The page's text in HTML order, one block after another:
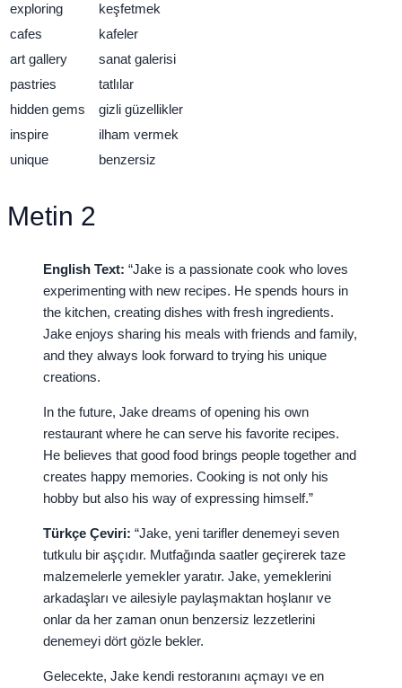
exploring
keşfetmek
cafes
kafeler
art gallery
sanat galerisi
pastries
tatlılar
hidden gems
gizli güzellikler
inspire
ilham vermek
unique
benzersiz
Metin 2
English Text: “Jake is a passionate cook who loves
experimenting with new recipes. He spends hours in
the kitchen, creating dishes with fresh ingredients.
Jake enjoys sharing his meals with friends and family,
and they always look forward to trying his unique
creations.
In the future, Jake dreams of opening his own
restaurant where he can serve his favorite recipes.
He believes that good food brings people together and
creates happy memories. Cooking is not only his
hobby but also his way of expressing himself.”
Türkçe Çeviri: “Jake, yeni tarifler denemeyi seven
tutkulu bir aşçıdır. Mutfağında saatler geçirerek taze
malzemelerle yemekler yaratır. Jake, yemeklerini
arkadaşları ve ailesiyle paylaşmaktan hoşlanır ve
onlar da her zaman onun benzersiz lezzetlerini
denemeyi dört gözle bekler.
Gelecekte, Jake kendi restoranını açmayı ve en